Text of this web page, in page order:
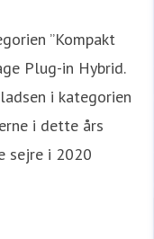
”Kompakt
Plug-in Hybrid.
i kategorien
i dette års
sejre i 2020